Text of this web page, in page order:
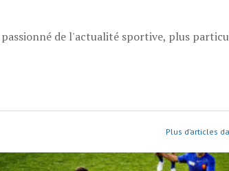
de l'actualité sportive, plus
Plus d’articles